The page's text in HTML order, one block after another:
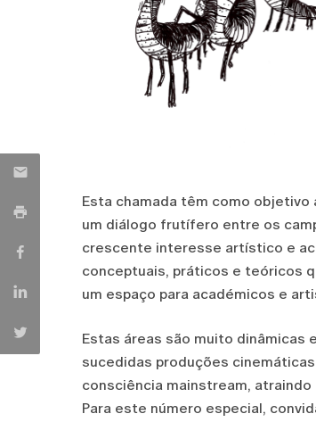
Esta chamada têm como
um diálogo frutífero entre os
crescente interesse artístico e
conceptuais, práticos e teóricos
um espaço para académicos e
Estas áreas são muito dinâmicas
sucedidas produções
consciência mainstream,
Para este número especial,